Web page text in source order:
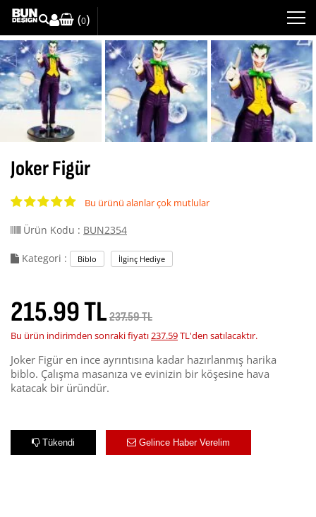
(0)
Joker Figür
Bu ürünü alanlar çok mutlular
Ürün Kodu : BUN2354
Kategori : Biblo İlginç Hediye
215.99 TL237.59 TL
Bu ürün indirimden sonraki fiyatı237.59TL'den satılacaktır.
Joker Figür en ince ayrıntısına kadar hazırlanmış harika
biblo. Çalışma masanıza ve evinizin bir köşesine hava
katacak bir üründür.
Tükendi Gelince Haber Verelim